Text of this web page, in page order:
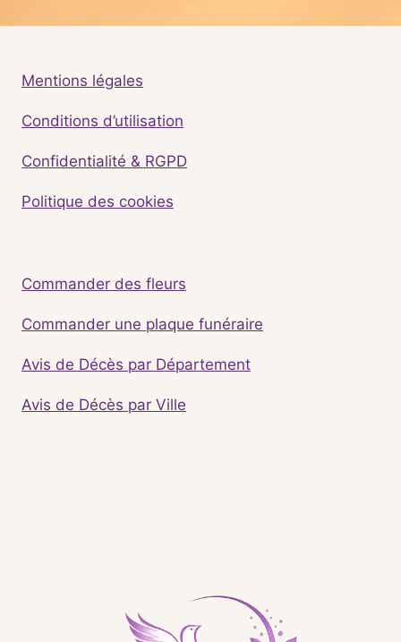
Mentions légales
Conditions d’utilisation
Confidentialité & RGPD
Politique des cookies
Commander des fleurs
Commander une plaque funéraire
Avis de Décès par Département
Avis de Décès par Ville